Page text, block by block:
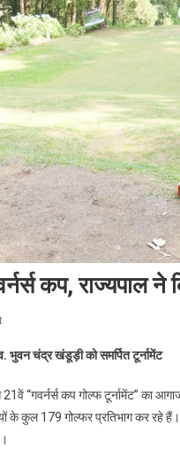
कप, राज्यपाल ने
On
गोल्फरों
साथ
शुरू
हुआ
चंद्र खंडूड़ी को समर्पित टूर्नामेंट
“गवर्नर्स कप गोल्फ टूर्नामेंट” का
के कुल 179 गोल्फर प्रतिभाग कर रहे